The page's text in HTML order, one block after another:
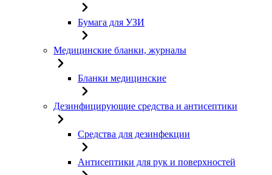
Бумага для УЗИ
Медицинские бланки, журналы
Бланки медицинские
Дезинфицирующие средства и антисептики
Средства для дезинфекции
Антисептики для рук и поверхностей